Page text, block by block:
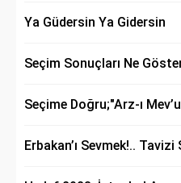
Ya Güdersin Ya Gidersin
Seçim Sonuçları Ne
Seçime Doğru;"Arz-ı
Erbakan’ı Sevmek!.. Tavizi